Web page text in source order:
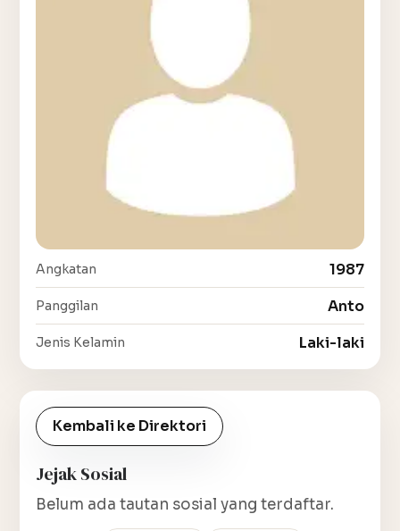
Angkatan 1987
Panggilan Anto
Jenis Kelamin Laki-laki
Kembali ke Direktori
Jejak Sosial
Belum ada tautan sosial yang terdaftar.